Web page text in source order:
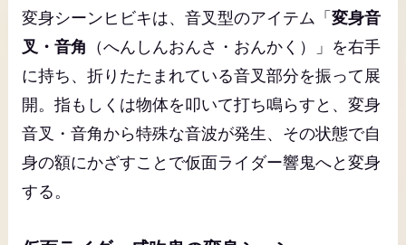
変身シーンヒビキは、音叉型のアイテム「 変身音
叉・音角 （へんしんおんさ・おんかく）」を右手
に持ち、折りたたまれている音叉部分を振って展
開。指もしくは物体を叩いて打ち鳴らすと、変身
音叉・音角から特殊な音波が発生、その状態で自
身の額にかざすことで仮面ライダー響鬼へと変身
する。